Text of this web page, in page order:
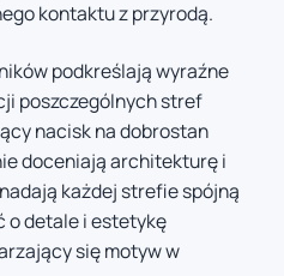
kontaktu z przyrodą.
podkreślają wyraźne
poszczególnych stref
nacisk na dobrostan
doceniają architekturę i
każdej strefie spójną
o detale i estetykę
się motyw w